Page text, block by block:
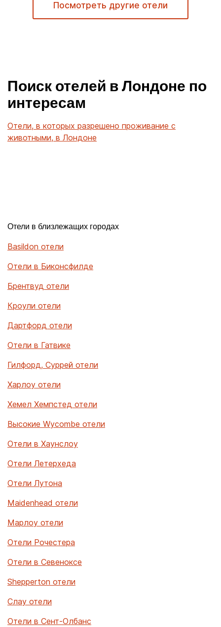
Посмотреть другие отели
Поиск отелей в Лондоне по
интересам
Отели, в которых разрешено проживание с
животными, в Лондоне
Отели в близлежащих городах
Basildon отели
Отели в Биконсфилде
Брентвуд отели
Кроули отели
Дартфорд отели
Отели в Гатвике
Гилфорд, Суррей отели
Харлоу отели
Хемел Хемпстед отели
Высокие Wycombe отели
Отели в Хаунслоу
Отели Летерхеда
Отели Лутона
Maidenhead отели
Марлоу отели
Отели Рочестера
Отели в Севеноксе
Shepperton отели
Слау отели
Отели в Сент-Олбанс